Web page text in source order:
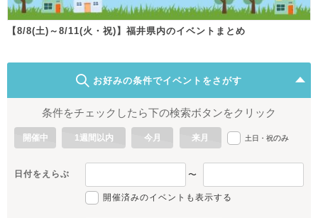
【8/8(土)～8/11(火・祝)】福井県内のイベントまとめ
お好みの条件でイベントをさがす
条件をチェックしたら下の検索ボタンをクリック
開催中 1週間以内 今月 来月 土日・祝のみ
日付をえらぶ 〜
開催済みのイベントも表示する